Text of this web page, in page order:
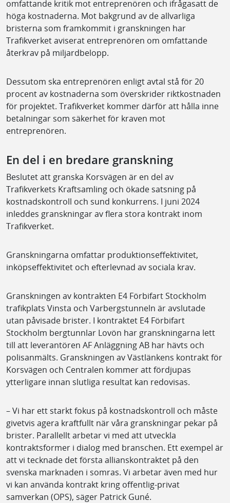
omfattande kritik mot entreprenören och ifrågasatt de
höga kostnaderna. Mot bakgrund av de allvarliga
bristerna som framkommit i granskningen har
Trafikverket aviserat entreprenören om omfattande
återkrav på miljardbelopp.
Dessutom ska entreprenören enligt avtal stå för 20
procent av kostnaderna som överskrider riktkostnaden
för projektet. Trafikverket kommer därför att hålla inne
betalningar som säkerhet för kraven mot
entreprenören.
En del i en bredare granskning
Beslutet att granska Korsvägen är en del av
Trafikverkets Kraftsamling och ökade satsning på
kostnadskontroll och sund konkurrens. I juni 2024
inleddes granskningar av flera stora kontrakt inom
Trafikverket.
Granskningarna omfattar produktionseffektivitet,
inköpseffektivitet och efterlevnad av sociala krav.
Granskningen av kontrakten E4 Förbifart Stockholm
trafikplats Vinsta och Varbergstunneln är avslutade
utan påvisade brister. I kontraktet E4 Förbifart
Stockholm bergtunnlar Lovön har granskningarna lett
till att leverantören AF Anläggning AB har hävts och
polisanmälts. Granskningen av Västlänkens kontrakt för
Korsvägen och Centralen kommer att fördjupas
ytterligare innan slutliga resultat kan redovisas.
– Vi har ett starkt fokus på kostnadskontroll och måste
givetvis agera kraftfullt när våra granskningar pekar på
brister. Parallellt arbetar vi med att utveckla
kontraktsformer i dialog med branschen. Ett exempel är
att vi tecknade det första allianskontraktet på den
svenska marknaden i somras. Vi arbetar även med hur
vi kan använda kontrakt kring offentlig-privat
samverkan (OPS), säger Patrick Guné.